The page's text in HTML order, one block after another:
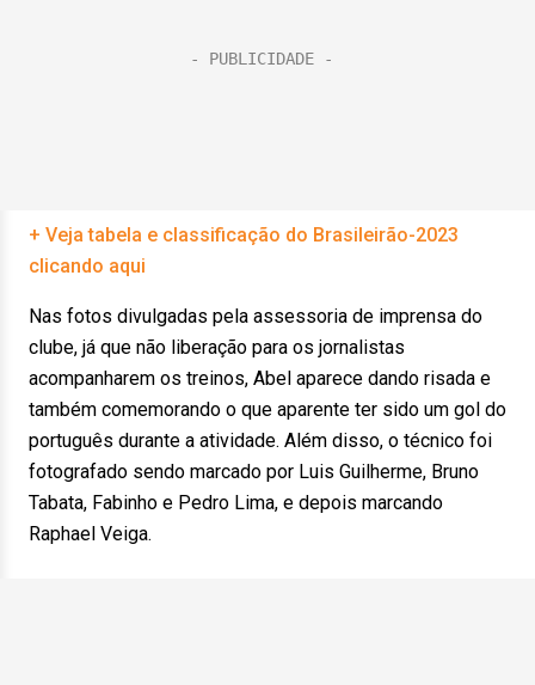
+ Veja tabela e classificação do Brasileirão-2023
clicando aqui
Nas fotos divulgadas pela assessoria de imprensa do
clube, já que não liberação para os jornalistas
acompanharem os treinos, Abel aparece dando risada e
também comemorando o que aparente ter sido um gol do
português durante a atividade. Além disso, o técnico foi
fotografado sendo marcado por Luis Guilherme, Bruno
Tabata, Fabinho e Pedro Lima, e depois marcando
Raphael Veiga.